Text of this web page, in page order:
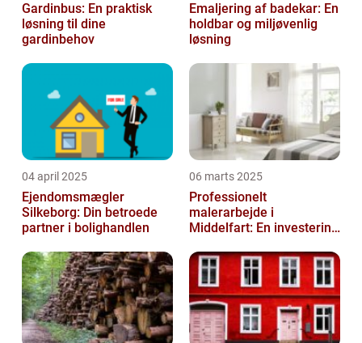
Gardinbus: En praktisk
løsning til dine
gardinbehov
Emaljering af badekar: En
holdbar og miljøvenlig
løsning
04 april 2025
Ejendomsmægler
Silkeborg: Din betroede
partner i bolighandlen
06 marts 2025
Professionelt
malerarbejde i
Middelfart: En investering